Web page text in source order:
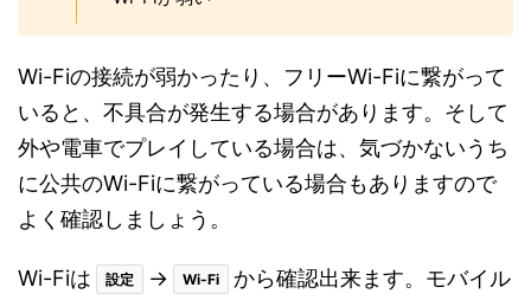
Wi-Fiの接続が弱かったり、フリーWi-Fiに繋がって
いると、不具合が発生する場合があります。そして
外や電車でプレイしている場合は、気づかないうち
に公共のWi-Fiに繋がっている場合もありますので
よく確認しましょう。
Wi-Fiは 設定 → Wi-Fi
から確認出来ます。モバイル